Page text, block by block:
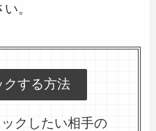
。
クする方法
クしたい相手の